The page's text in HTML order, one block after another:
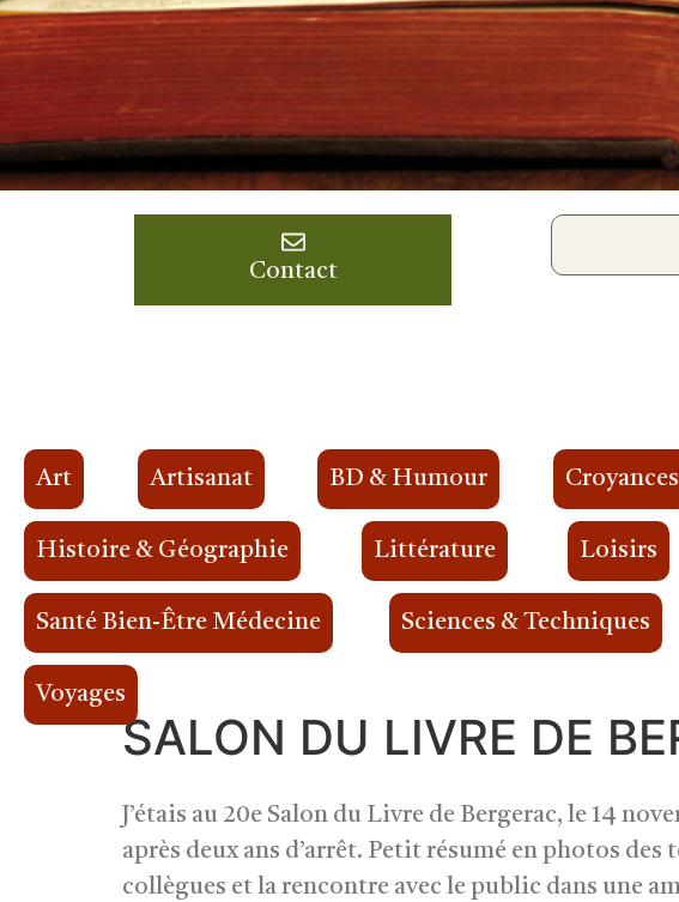
Contact
Art Artisanat BD & Humour Croyances
Histoire & Géographie Littérature Loisirs
Santé Bien-Être Médecine Sciences & Techniques
Voyages
SALON DU LIVRE DE
J’étais au 20e Salon du Livre de Bergerac, le 14
après deux ans d’arrêt. Petit résumé en photos
collègues et la rencontre avec le public dans une